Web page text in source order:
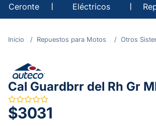
Ceronte Eléctricos
Repuestos para Motos Otros
Cal Guardbrr del Rh Gr
$3031